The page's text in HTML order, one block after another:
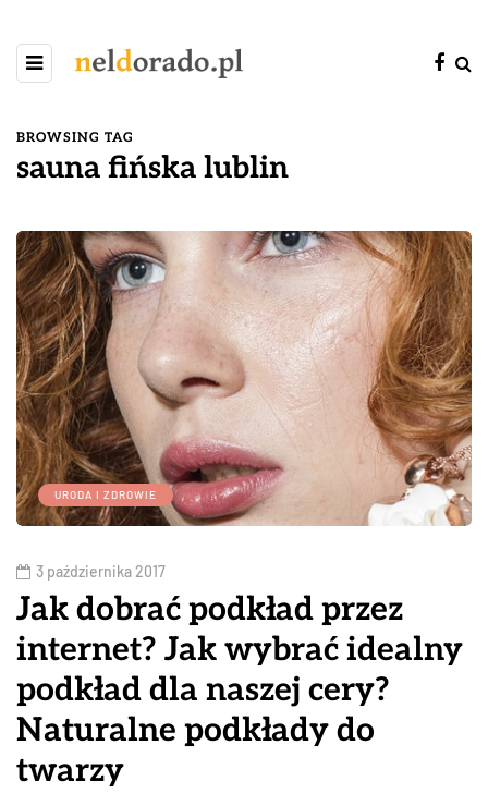
BROWSING TAG
sauna fińska lublin
URODA I ZDROWIE
3 października 2017
Jak dobrać podkład przez
internet? Jak wybrać idealny
podkład dla naszej cery?
Naturalne podkłady do
twarzy